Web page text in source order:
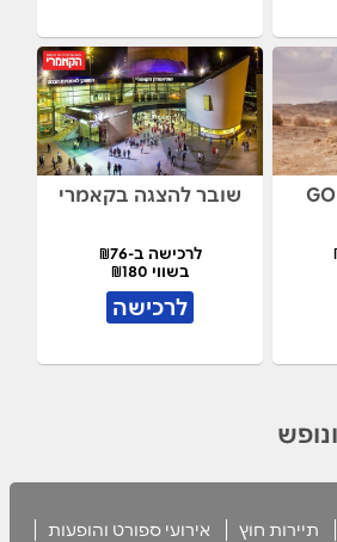
שובר להצגה בקאמרי
לרכישה ב-₪76
בשווי ₪180
לרכישה
תיירות חוץ
אירועי ספורט והופעות